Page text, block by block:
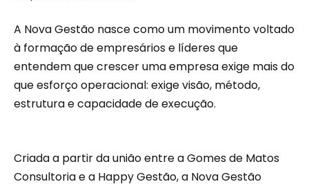
A Nova Gestão nasce como um movimento voltado
à formação de empresários e líderes que
entendem que crescer uma empresa exige mais do
que esforço operacional: exige visão, método,
estrutura e capacidade de execução.
Criada a partir da união entre a Gomes de Matos
Consultoria e a Happy Gestão, a Nova Gestão